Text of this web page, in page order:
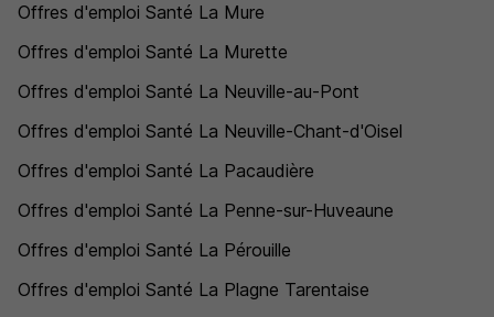
Offres d'emploi Santé La Mure
Offres d'emploi Santé La Murette
Offres d'emploi Santé La Neuville-au-Pont
Offres d'emploi Santé La Neuville-Chant-d'Oisel
Offres d'emploi Santé La Pacaudière
Offres d'emploi Santé La Penne-sur-Huveaune
Offres d'emploi Santé La Pérouille
Offres d'emploi Santé La Plagne Tarentaise